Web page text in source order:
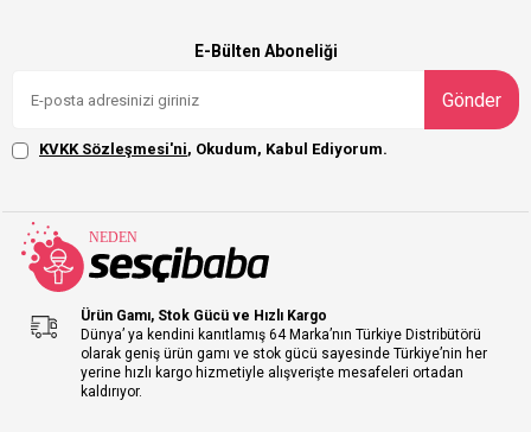
E-Bülten Aboneliği
Gönder
KVKK Sözleşmesi'ni, Okudum, Kabul Ediyorum.
Ürün Gamı, Stok Gücü ve Hızlı Kargo
Dünya’ ya kendini kanıtlamış 64 Marka’nın Türkiye Distribütörü
olarak geniş ürün gamı ve stok gücü sayesinde Türkiye’nin her
yerine hızlı kargo hizmetiyle alışverişte mesafeleri ortadan
kaldırıyor.